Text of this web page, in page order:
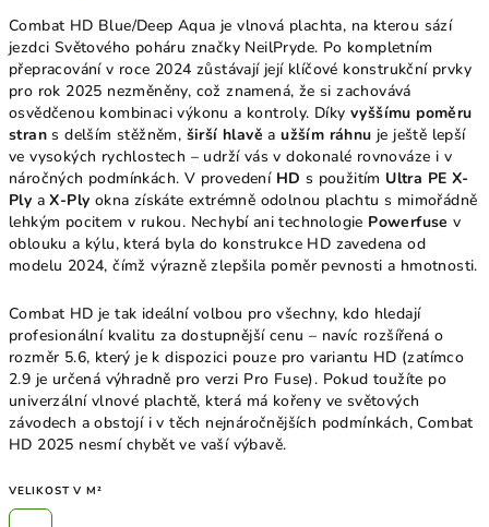
Combat HD Blue/Deep Aqua je vlnová plachta, na kterou sází
jezdci Světového poháru značky NeilPryde. Po kompletním
přepracování v roce 2024 zůstávají její klíčové konstrukční prvky
pro rok 2025 nezměněny, což znamená, že si zachovává
osvědčenou kombinaci výkonu a kontroly. Díky vyššímu poměru
stran s delším stěžněm, širší hlavě aužším ráhnu je ještě lepší
ve vysokých rychlostech – udrží vás v dokonalé rovnováze i v
náročných podmínkách. V provedení HD s použitím Ultra PE X-
Ply aX-Ply okna získáte extrémně odolnou plachtu s mimořádně
lehkým pocitem v rukou. Nechybí ani technologie Powerfuse v
oblouku a kýlu, která byla do konstrukce HD zavedena od
modelu 2024, čímž výrazně zlepšila poměr pevnosti a hmotnosti.
Combat HD je tak ideální volbou pro všechny, kdo hledají
profesionální kvalitu za dostupnější cenu – navíc rozšířená o
rozměr 5.6, který je k dispozici pouze pro variantu HD (zatímco
2.9 je určená výhradně pro verzi Pro Fuse). Pokud toužíte po
univerzální vlnové plachtě, která má kořeny ve světových
závodech a obstojí i v těch nejnáročnějších podmínkách, Combat
HD 2025 nesmí chybět ve vaší výbavě.
VELIKOST V M²